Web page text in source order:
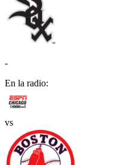
-
En la radio:
vs